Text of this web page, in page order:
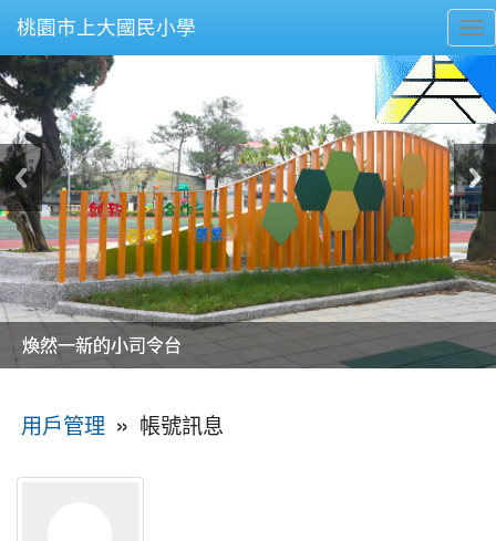
桃園市上大國民小學
美麗的操場是我們活力的來源
美麗的操場是我們活力的來源
煥然一新的小司令台
煥然一新的小司令台
富含桃園埤塘田園風光意象的中廊
富含桃園埤塘田園風光意象的中廊
嶄新的中庭廣場
嶄新的中庭廣場
水生池生生不息
水生池生生不息
用戶管理 » 帳號訊息